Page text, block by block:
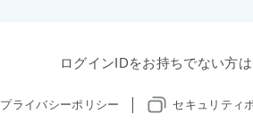
ログインIDをお持ちでない方
プライバシーポリシー セキュリティ